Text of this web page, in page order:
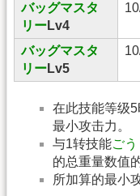
バッグマスタ
リーLv4
バッグマスタ
リーLv5
在此技能等级
最小攻击力。
与1转技能ごう
的总重量数值
所加算的最小